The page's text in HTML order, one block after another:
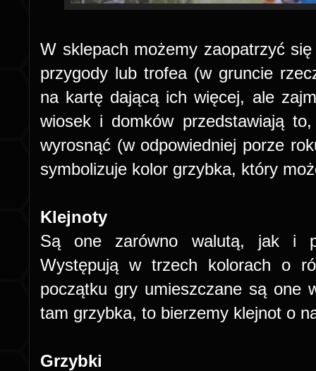
W sklepach możemy zaopatrzyć
przygody lub trofea (w gruncie
na kartę dającą ich więcej, ale
wiosek i domków przedstawiają
wyrosnąć (w odpowiedniej porze
symbolizuje kolor grzybka, który
Klejnoty
Są one zarówno walutą, jak i
Występują w trzech kolorach o
początku gry umieszczane są one
tam grzybka, to bierzemy klejnot o
Grzybki